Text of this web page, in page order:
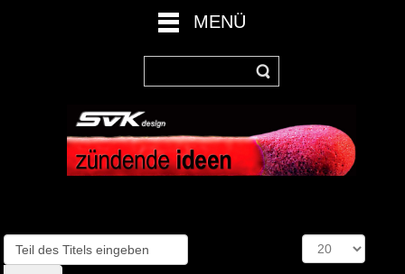
MENÜ
Teil
des
Anzeige
#